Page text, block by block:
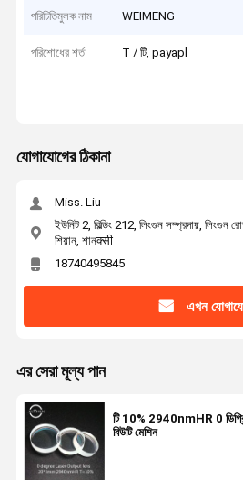
পরিচিতিমুলক নাম WEIMENG
পরিশোধের শর্ত T / টি, payapl
যোগাযোগের ঠিকানা
Miss. Liu
ইউনিট 2, বিল্ডিং 212, লিংগুন সম্প্রদায়, লিংগুন
শিয়ান, শানक्सी
18740495845
এখন
এর সেরা মূল্য পান
টি 10% 2940nmHR 0 ডিগ্রি
বিউটি মেশিন